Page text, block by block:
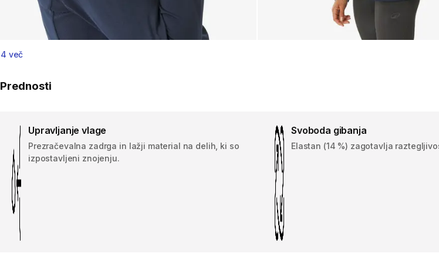
4 več
Prednosti
Upravljanje vlage
Prezračevalna zadrga in lažji material na delih, ki so
izpostavljeni znojenju.
Svoboda gibanja
Elastan (14 %) zagotavlja